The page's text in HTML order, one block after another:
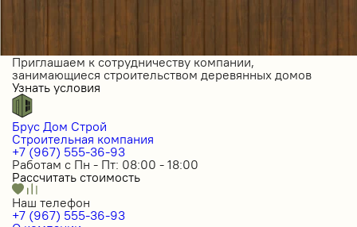
Приглашаем к сотрудничеству компании,
занимающиеся строительством деревянных домов
Узнать условия
Брус Дом Строй
Строительная компания
+7 (967) 555-36-93
Работам с Пн - Пт: 08:00 - 18:00
Рассчитать стоимость
Наш телефон
+7 (967) 555-36-93